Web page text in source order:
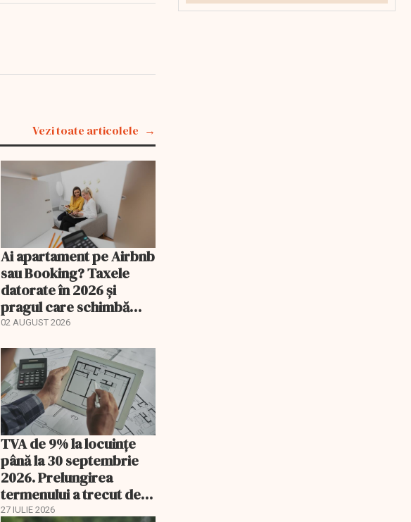
Vezi toate articolele
Ai apartament pe Airbnb
sau Booking? Taxele
datorate în 2026 și
pragul care schimbă
regimul fiscal
02 AUGUST 2026
TVA de 9% la locuințe
până la 30 septembrie
2026. Prelungirea
termenului a trecut de
comisia din Parlament
27 IULIE 2026